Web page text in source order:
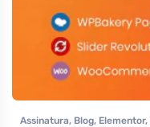
Assinatura, Blog, Elementor,